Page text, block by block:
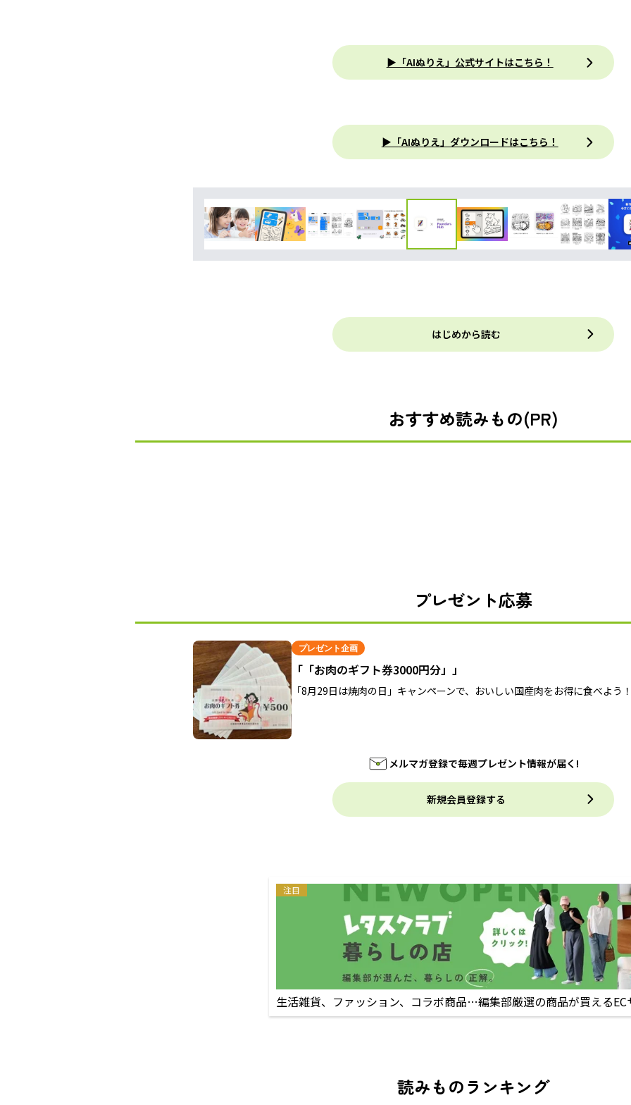
▶「AIぬりえ」公式サイトはこちら！
▶「AIぬりえ」ダウンロードはこちら！
はじめから読む
おすすめ読みもの(PR)
プレゼント応募
プレゼント企画
「「お肉のギフト券3000円分」」
「8月29日は焼肉の日」キャンペーンで、おいしい国産肉をお得に食べよう
メルマガ登録で毎週プレゼント情報が届く!
新規会員登録する
注目
生活雑貨、ファッション、コラボ商品…編集部厳選の商品が買えるEC
読みものランキング